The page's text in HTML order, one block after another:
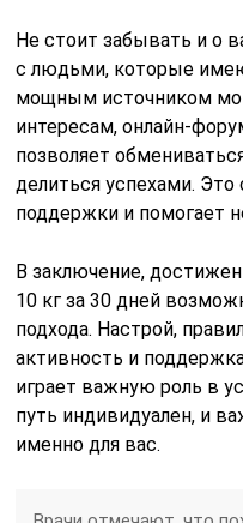
Не стоит забывать и о
с людьми, которые
мощным источником
интересам, онлайн-
позволяет
делиться успехами.
поддержки и помогает
В заключение,
10 кг за 30 дней
подхода. Настрой,
активность и
играет важную роль в
путь индивидуален, и
именно для вас.